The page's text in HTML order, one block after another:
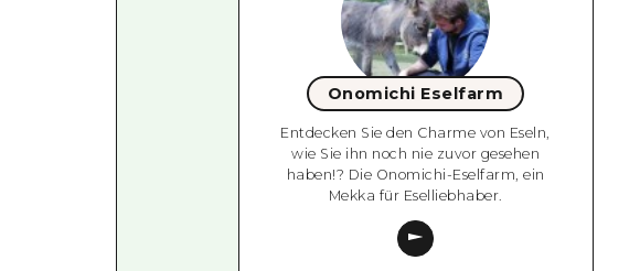
Onomichi Eselfarm
Entdecken Sie den Charme von Eseln,
wie Sie ihn noch nie zuvor gesehen
haben!? Die Onomichi-Eselfarm, ein
Mekka für Eselliebhaber.